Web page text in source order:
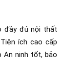
đầy đủ nội thất
ích cao cấp
An ninh tốt, bảo